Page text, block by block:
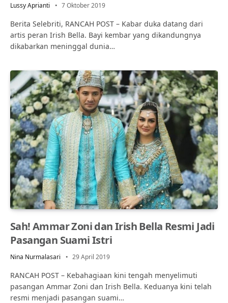
Lussy Aprianti 7 Oktober 2019
Berita Selebriti, RANCAH POST – Kabar duka datang dari
artis peran Irish Bella. Bayi kembar yang dikandungnya
dikabarkan meninggal dunia…
Sah! Ammar Zoni dan Irish Bella Resmi Jadi
Pasangan Suami Istri
Nina Nurmalasari 29 April 2019
RANCAH POST – Kebahagiaan kini tengah menyelimuti
pasangan Ammar Zoni dan Irish Bella. Keduanya kini telah
resmi menjadi pasangan suami…